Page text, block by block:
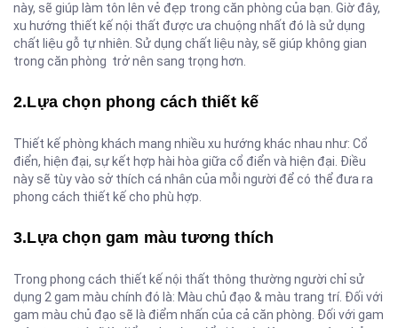
này, sẽ giúp làm tôn lên vẻ đẹp trong căn phòng của bạn. Giờ đây,
xu hướng thiết kế nội thất được ưa chuộng nhất đó là sử dụng
chất liệu gỗ tự nhiên. Sử dụng chất liệu này, sẽ giúp không gian
trong căn phòng trở nên sang trọng hơn.
2.Lựa chọn phong cách thiết kế
Thiết kế phòng khách mang nhiều xu hướng khác nhau như: Cổ
điển, hiện đại, sự kết hợp hài hòa giữa cổ điển và hiện đại. Điều
này sẽ tùy vào sở thích cá nhân của mỗi người để có thể đưa ra
phong cách thiết kế cho phù hợp.
3.Lựa chọn gam màu tương thích
Trong phong cách thiết kế nội thất thông thường người chỉ sử
dụng 2 gam màu chính đó là: Màu chủ đạo & màu trang trí. Đối với
gam màu chủ đạo sẽ là điểm nhấn của cả căn phòng. Đối với gam